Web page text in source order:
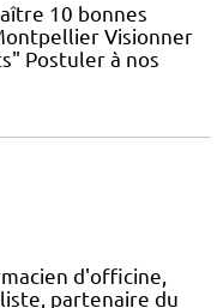
10 bonnes
Visionner
Postuler à nos
d'officine,
partenaire du